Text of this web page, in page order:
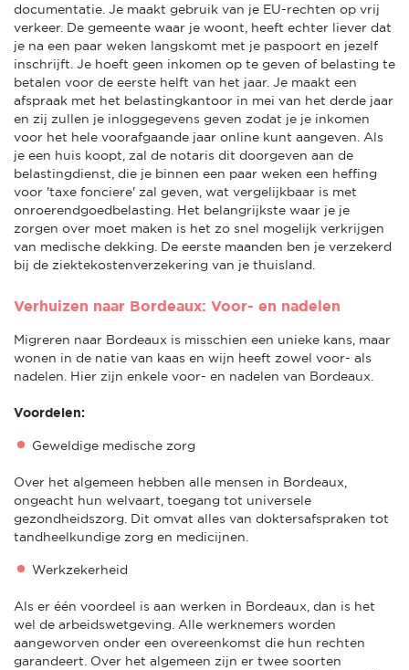
documentatie. Je maakt gebruik van je EU-rechten op vrij
verkeer. De gemeente waar je woont, heeft echter liever dat
je na een paar weken langskomt met je paspoort en jezelf
inschrijft. Je hoeft geen inkomen op te geven of belasting te
betalen voor de eerste helft van het jaar. Je maakt een
afspraak met het belastingkantoor in mei van het derde jaar
en zij zullen je inloggegevens geven zodat je je inkomen
voor het hele voorafgaande jaar online kunt aangeven. Als
je een huis koopt, zal de notaris dit doorgeven aan de
belastingdienst, die je binnen een paar weken een heffing
voor 'taxe fonciere' zal geven, wat vergelijkbaar is met
onroerendgoedbelasting. Het belangrijkste waar je je
zorgen over moet maken is het zo snel mogelijk verkrijgen
van medische dekking. De eerste maanden ben je verzekerd
bij de ziektekostenverzekering van je thuisland.
Verhuizen naar Bordeaux: Voor- en nadelen
Migreren naar Bordeaux is misschien een unieke kans, maar
wonen in de natie van kaas en wijn heeft zowel voor- als
nadelen. Hier zijn enkele voor- en nadelen van Bordeaux.
Voordelen:
Geweldige medische zorg
Over het algemeen hebben alle mensen in Bordeaux,
ongeacht hun welvaart, toegang tot universele
gezondheidszorg. Dit omvat alles van doktersafspraken tot
tandheelkundige zorg en medicijnen.
Werkzekerheid
Als er één voordeel is aan werken in Bordeaux, dan is het
wel de arbeidswetgeving. Alle werknemers worden
aangeworven onder een overeenkomst die hun rechten
garandeert. Over het algemeen zijn er twee soorten